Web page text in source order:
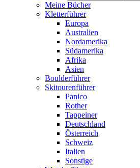
Meine Bücher
Kletterführer
Europa
Australien
Nordamerika
Südamerika
Afrika
Asien
Boulderführer
Skitourenführer
Panico
Rother
Tappeiner
Deutschland
Österreich
Schweiz
Italien
Sonstige